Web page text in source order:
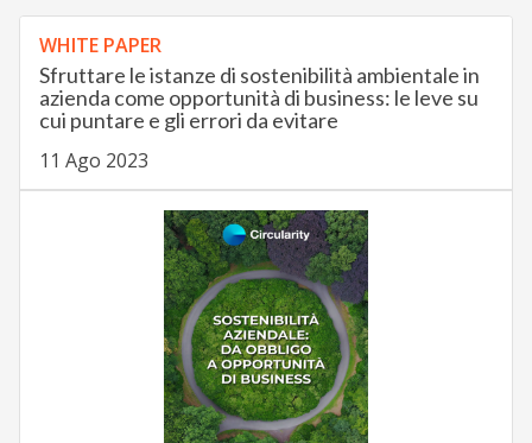
WHITE PAPER
Sfruttare le istanze di sostenibilità ambientale in
azienda come opportunità di business: le leve su
cui puntare e gli errori da evitare
11 Ago 2023